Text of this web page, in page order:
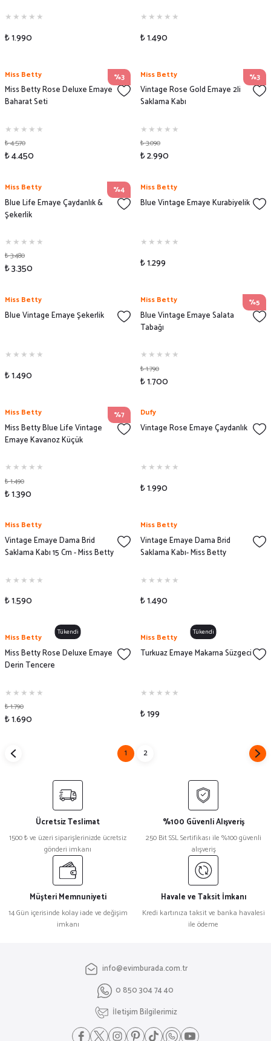
₺ 1.990 ₺ 1.490
%3
Miss Betty
Miss Betty Rose Deluxe Emaye
Baharat Seti
₺ 4.570
₺ 4.450
%3
Miss Betty
Vintage Rose Gold Emaye 2li
Saklama Kabı
₺ 3.090
₺ 2.990
%4
Miss Betty
Blue Life Emaye Çaydanlık &
Şekerlik
₺ 3.480
₺ 3.350
Miss Betty
Blue Vintage Emaye Kurabiyelik
₺ 1.299
Miss Betty
Blue Vintage Emaye Şekerlik
₺ 1.490
%5
Miss Betty
Blue Vintage Emaye Salata
Tabağı
₺ 1.790
₺ 1.700
%7
Miss Betty
Miss Betty Blue Life Vintage
Emaye Kavanoz Küçük
₺ 1.490
₺ 1.390
Dufy
Vintage Rose Emaye Çaydanlık
₺ 1.990
Miss Betty
Vintage Emaye Dama Brid
Saklama Kabı 15 Cm - Miss Betty
₺ 1.590
Miss Betty
Vintage Emaye Dama Brid
Saklama Kabı- Miss Betty
₺ 1.490
Tükendi
Miss Betty
Miss Betty Rose Deluxe Emaye
Derin Tencere
₺ 1.790
₺ 1.690
Tükendi
Miss Betty
Turkuaz Emaye Makarna Süzgeci
₺ 199
1 2
Ücretsiz Teslimat
1500 ₺ ve üzeri siparişlerinizde ücretsiz
gönderi imkanı
%100 Güvenli Alışveriş
250 Bit SSL Sertifikası ile %100 güvenli
alışveriş
Müşteri Memnuniyeti
14 Gün içerisinde kolay iade ve değişim
imkanı
Havale ve Taksit İmkanı
Kredi kartınıza taksit ve banka havalesi
ile ödeme
info@evimburada.com.tr
0 850 304 74 40
İletişim Bilgilerimiz